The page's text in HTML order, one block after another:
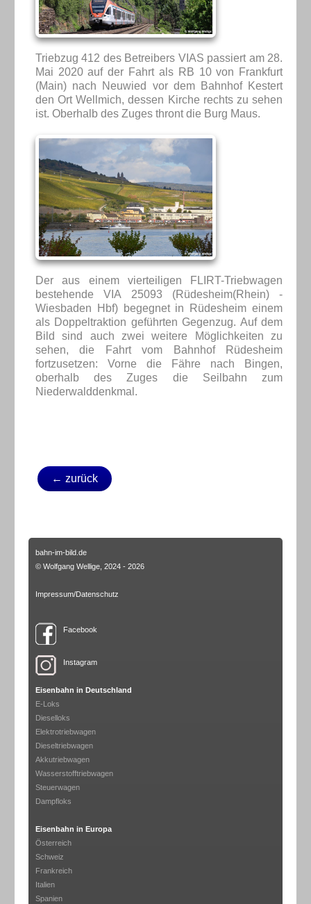
Triebzug 412 des Betreibers VIAS passiert am 28.
Mai 2020 auf der Fahrt als RB 10 von Frankfurt
(Main) nach Neuwied vor dem Bahnhof Kestert
den Ort Wellmich, dessen Kirche rechts zu sehen
ist. Oberhalb des Zuges thront die Burg Maus.
Der aus einem vierteiligen FLIRT-Triebwagen
bestehende VIA 25093 (Rüdesheim(Rhein) -
Wiesbaden Hbf) begegnet in Rüdesheim einem
als Doppeltraktion geführten Gegenzug. Auf dem
Bild sind auch zwei weitere Möglichkeiten zu
sehen, die Fahrt vom Bahnhof Rüdesheim
fortzusetzen: Vorne die Fähre nach Bingen,
oberhalb des Zuges die Seilbahn zum
Niederwalddenkmal.
← zurück
bahn-im-bild.de
© Wolfgang Wellige, 2024 - 2026
Impressum/Datenschutz
Facebook
Instagram
Eisenbahn in Deutschland
E-Loks
Dieselloks
Elektrotriebwagen
Dieseltriebwagen
Akkutriebwagen
Wasserstofftriebwagen
Steuerwagen
Dampfloks
Eisenbahn in Europa
Österreich
Schweiz
Frankreich
Italien
Spanien